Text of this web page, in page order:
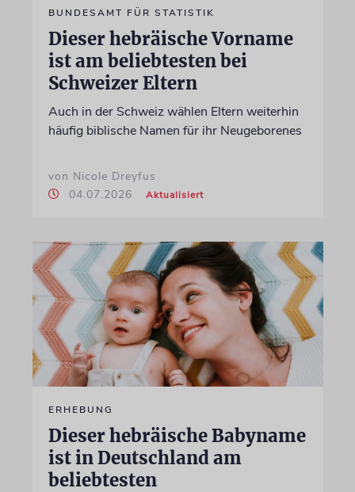
BUNDESAMT FÜR STATISTIK
Dieser hebräische Vorname
ist am beliebtesten bei
Schweizer Eltern
Auch in der Schweiz wählen Eltern weiterhin
häufig biblische Namen für ihr Neugeborenes
von Nicole Dreyfus
04.07.2026
Aktualisiert
ERHEBUNG
Dieser hebräische Babyname
ist in Deutschland am
beliebtesten